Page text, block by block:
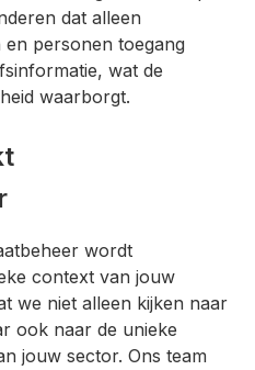
dat alleen
personen toegang
wat de
waarborgt.
wordt
context van jouw
we niet alleen kijken naar
ook naar de unieke
jouw sector. Ons team